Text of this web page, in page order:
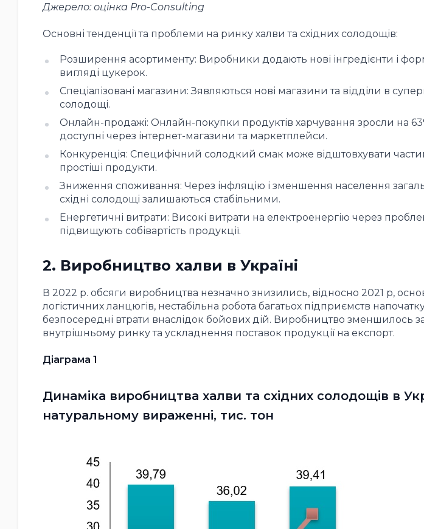
Джерело: оцінка Pro-Consulting
Основні тенденції та проблеми на ринку халви та східних солодощів:
Розширення асортименту: Виробники додають нові інгредієнти і
вигляді цукерок.
Спеціалізовані магазини: Зявляються нові магазини та відділи в
солодощі.
Онлайн-продажі: Онлайн-покупки продуктів харчування зросли на
доступні через інтернет-магазини та маркетплейси.
Конкуренція: Специфічний солодкий смак може відштовхувати
простіші продукти.
Зниження споживання: Через інфляцію і зменшення населення
східні солодощі залишаються стабільними.
Енергетичні витрати: Високі витрати на електроенергію через
підвищують собівартість продукції.
2. Виробництво халви в Україні
В 2022 р. обсяги виробництва незначно знизились, відносно 2021 р,
логістичних ланцюгів, нестабільна робота багатьох підприємств
безпосередні втрати внаслідок бойових дій. Виробництво зменшилось
внутрішньому ринку та ускладнення поставок продукції на експорт.
Діаграма 1
Динаміка виробництва халви та східних солодощів в
натуральному вираженні, тис. тон